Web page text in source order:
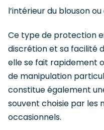
l’intérieur du blouson
Ce type de protection
discrétion et sa facilité
elle se fait rapidement
de manipulation
constitue également
souvent choisie par les
occasionnels.